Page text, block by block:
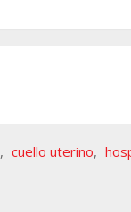
, cuello uterino,